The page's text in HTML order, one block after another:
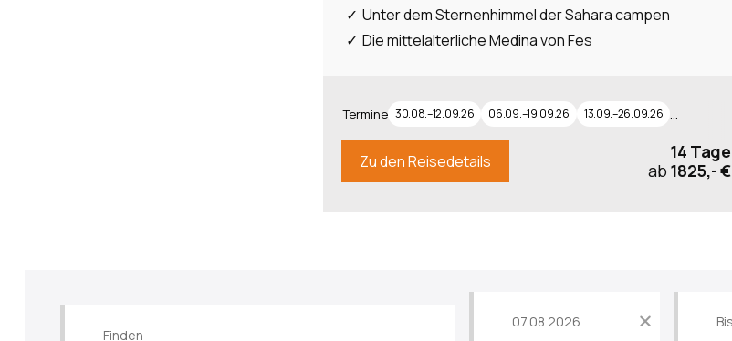
Unter dem Sternenhimmel der Sahara campen
Die mittelalterliche Medina von Fes
Termine 30.08.–12.09.26 06.09.–19.09.26 13.09.–26.09.26 …
Zu den Reisedetails
14 Tage
ab 1825,- €
Datum